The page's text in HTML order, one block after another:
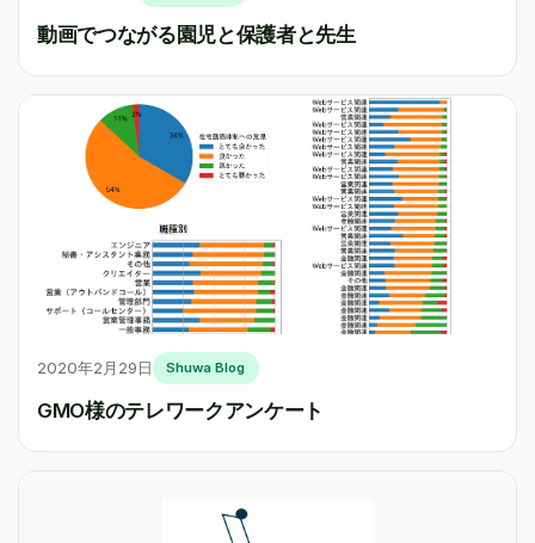
動画でつながる園児と保護者と先生
2020年2月29日 Shuwa Blog
GMO様のテレワークアンケート